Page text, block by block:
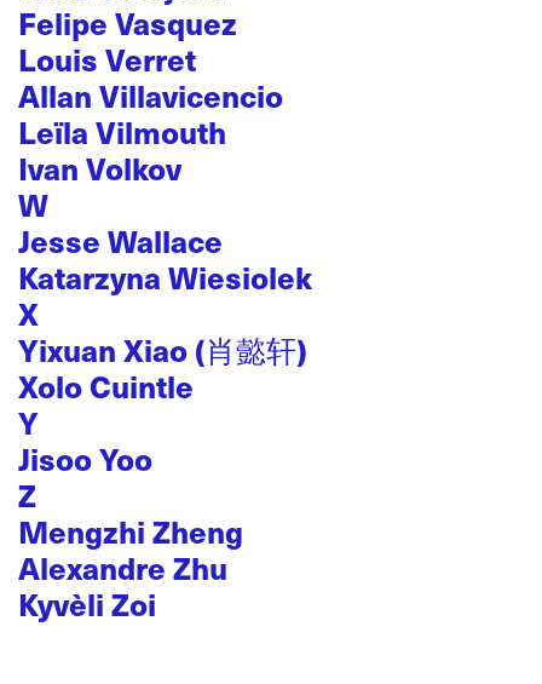
Felipe Vasquez
Louis Verret
Allan Villavicencio
Leïla Vilmouth
Ivan Volkov
W
Jesse Wallace
Katarzyna Wiesiolek
X
Yixuan Xiao (肖懿轩)
Xolo Cuintle
Y
Jisoo Yoo
Z
Mengzhi Zheng
Alexandre Zhu
Kyvèli Zoi